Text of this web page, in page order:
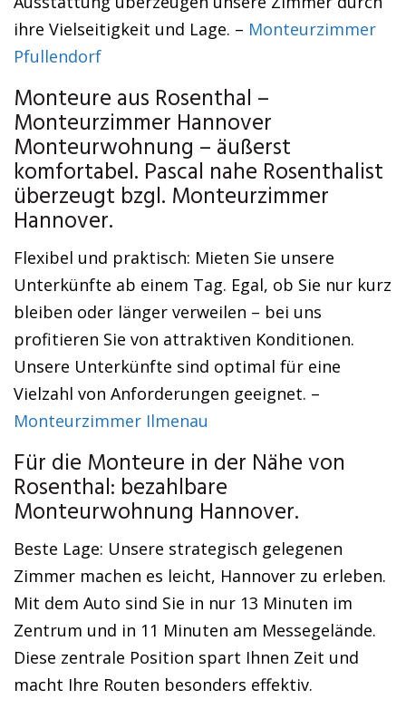
ihre Vielseitigkeit und Lage. – Monteurzimmer
Pfullendorf
Monteure aus Rosenthal –
Monteurzimmer Hannover
Monteurwohnung – äußerst
komfortabel. Pascal nahe Rosenthalist
überzeugt bzgl. Monteurzimmer
Hannover.
Flexibel und praktisch: Mieten Sie unsere
Unterkünfte ab einem Tag. Egal, ob Sie nur kurz
bleiben oder länger verweilen – bei uns
profitieren Sie von attraktiven Konditionen.
Unsere Unterkünfte sind optimal für eine
Vielzahl von Anforderungen geeignet. –
Monteurzimmer Ilmenau
Für die Monteure in der Nähe von
Rosenthal: bezahlbare
Monteurwohnung Hannover.
Beste Lage: Unsere strategisch gelegenen
Zimmer machen es leicht, Hannover zu erleben.
Mit dem Auto sind Sie in nur 13 Minuten im
Zentrum und in 11 Minuten am Messegelände.
Diese zentrale Position spart Ihnen Zeit und
macht Ihre Routen besonders effektiv.